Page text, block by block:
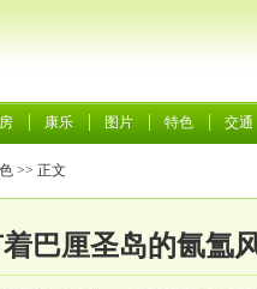
康乐 图片 特色 交通
>> 正文
巴厘圣岛的氤氲